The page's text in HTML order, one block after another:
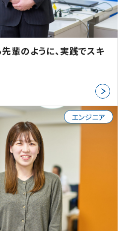
輩のように、実践でスキ
エンジニア